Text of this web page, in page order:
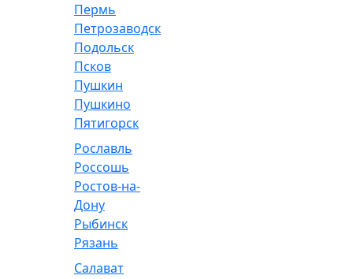
Пермь
Петрозаводск
Подольск
Псков
Пушкин
Пушкино
Пятигорск
Рославль
Россошь
Ростов-на-
Дону
Рыбинск
Рязань
Салават